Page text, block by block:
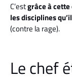
C’estgrâce à
les disciplines
(contre la rage).
Le chef